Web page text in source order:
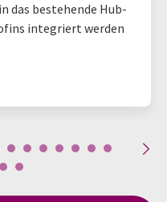
das bestehende Hub-
integriert werden